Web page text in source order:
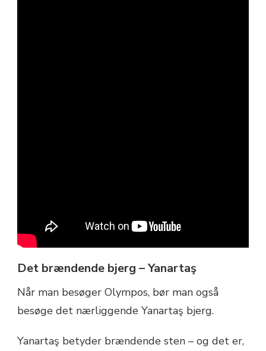
Det brændende bjerg – Yanartaş
Når man besøger Olympos, bør man også
besøge det nærliggende Yanartaş bjerg.
Yanartaş betyder brændende sten – og det er,